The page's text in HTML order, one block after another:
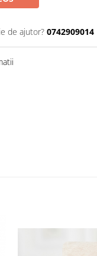
de ajutor? 0742909014